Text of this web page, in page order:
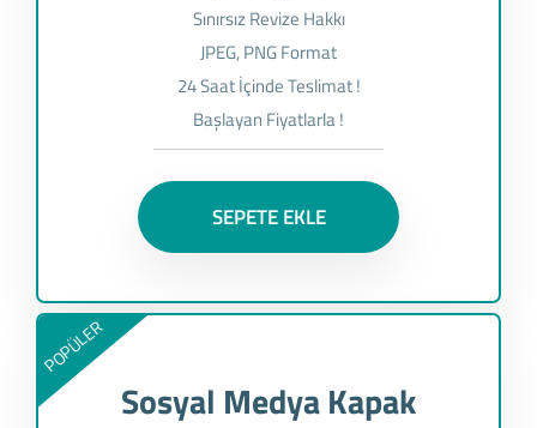
Sınırsız Revize Hakkı
JPEG, PNG Format
24 Saat İçinde Teslimat !
Başlayan Fiyatlarla !
SEPETE EKLE
POPÜLER
Sosyal Medya Kapak